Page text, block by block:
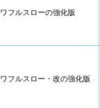
フルスローの強化版
フルスロー・改の強化版